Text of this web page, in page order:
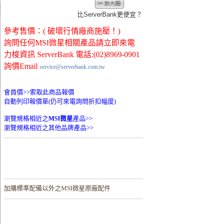
比ServerBank更便宜？
參考售價：( 破壞行情廠商施壓！)
詢問任何MSI微星相關產品請立即來電
力梭資訊 ServerBank 電話:(02)8969-0901
詢價Email service@serverbank.com.tw
會員價>>索取此商品報價
自動列印報價單(仍可來電詢問折扣幅度)
瀏覽規格相近之MSI微星產品>>
瀏覽規格相近之其他品牌產品>>
加購標準配備以外之MSI微星原廠配件